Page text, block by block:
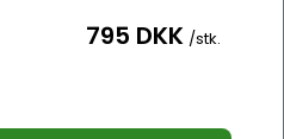
795 DKK /stk.